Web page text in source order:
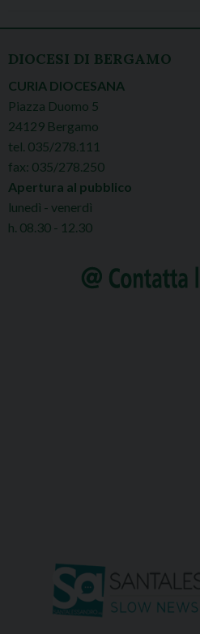
DIOCESI DI BERGAMO
CURIA DIOCESANA
Piazza Duomo 5
24129 Bergamo
tel. 035/278.111
fax: 035/278.250
Apertura al pubblico
lunedì - venerdì
h. 08.30 - 12.30